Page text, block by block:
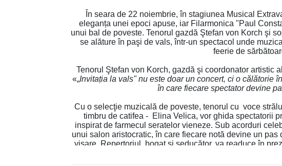
În seara de 22 noiembrie, în stagiunea Musical
eleganța unei epoci apuse, iar Filarmonica "Paul
unui bal de poveste. Tenorul gazdă Ştefan von Korch şi
se alăture în paşi de vals, într-un spectacol unde
feerie de
Tenorul Ştefan von Korch, gazdă şi coordonator artistic
«„Invitația la vals" nu este doar un concert, ci o călătorie
în care fiecare spectator devine
Cu o selecţie muzicală de poveste, tenorul cu voce
timbru de catifea - Elina Velica, vor ghida spectatorii
inspirat de farmecul seratelor vieneze. Sub acorduri
unui salon aristocratic, în care fiecare notă devine un
visare. Repertoriul, bogat și seducător, va readuce în
arii şi duete din Kalman, Lehar, Strauss şi